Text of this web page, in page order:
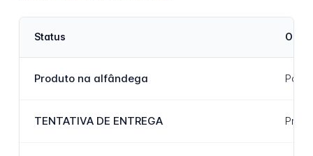
Status Opis
Produto na alfândega
TENTATIVA DE ENTREGA